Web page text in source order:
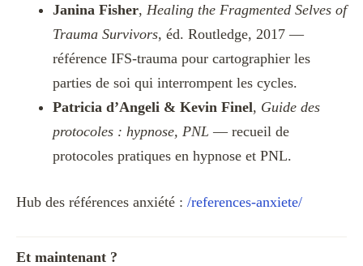
Janina Fisher, Healing the Fragmented Selves of
Trauma Survivors, éd. Routledge, 2017 —
référence IFS-trauma pour cartographier les
parties de soi qui interrompent les cycles.
Patricia d’Angeli & Kevin Finel, Guide des
protocoles : hypnose, PNL — recueil de
protocoles pratiques en hypnose et PNL.
Hub des références anxiété : /references-anxiete/
Et maintenant ?